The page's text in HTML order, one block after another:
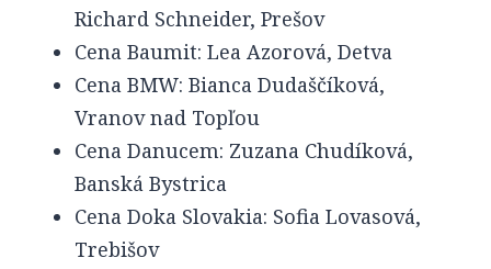
Richard Schneider, Prešov
Cena Baumit: Lea Azorová, Detva
Cena BMW: Bianca Dudaščíková,
Vranov nad Topľou
Cena Danucem: Zuzana Chudíková,
Banská Bystrica
Cena Doka Slovakia: Sofia Lovasová,
Trebišov